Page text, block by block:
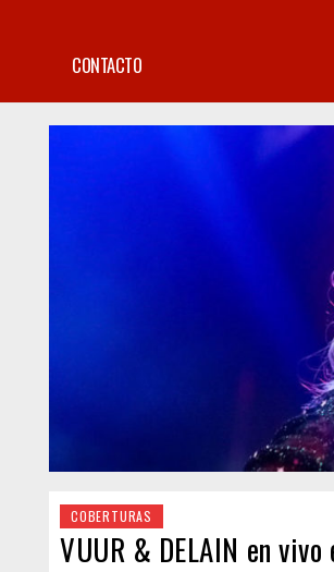
CONTACTO
COBERTURAS
VUUR & DELAIN en